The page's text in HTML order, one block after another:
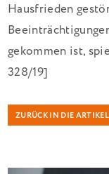
Hausfrieden
gekommen ist,
328/19]
ZURÜCK IN DIE